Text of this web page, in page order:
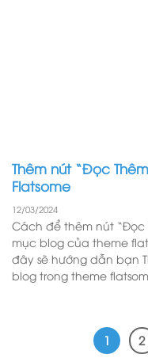
Thêm nút “Đọc
Flatsome
12/03/2024
Cách để thêm nút
mục blog của theme
đây sẽ hướng dẫn bạn
blog trong theme
1 2